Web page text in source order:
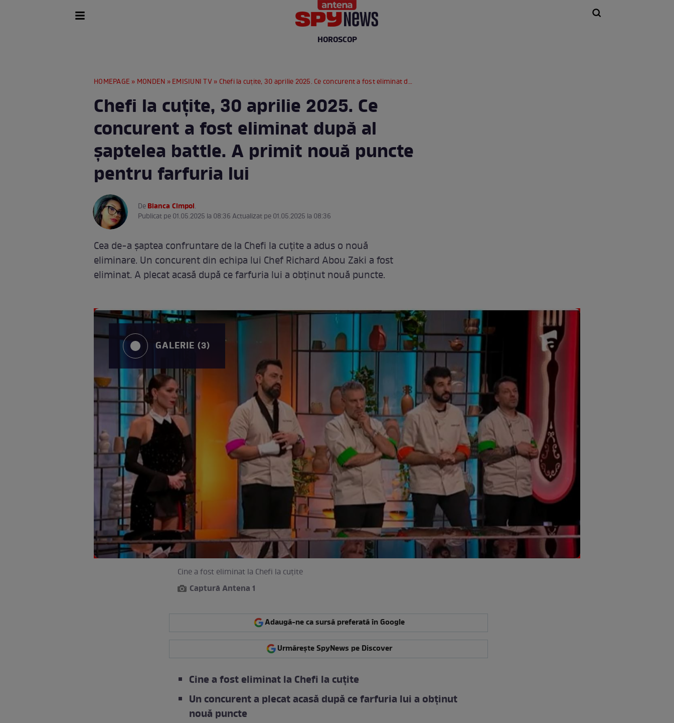
HOROSCOP
HOMEPAGE » MONDEN »EMISIUNI TV» Chefi la cuțite, 30 aprilie 2025. Ce concurent a fost eliminat după al șaptelea battle. A primit nouă puncte pentru farfuria lui
Chefi la cuțite, 30 aprilie 2025. Ce
concurent a fost eliminat după al
șaptelea battle. A primit nouă puncte
pentru farfuria lui
DeBianca Cimpoi.
Publicat pe 01.05.2025 la 08:36 Actualizat pe 01.05.2025 la 08:36
Cea de-a șaptea confruntare de la Chefi la cuțite a adus o nouă
eliminare. Un concurent din echipa lui Chef Richard Abou Zaki a fost
eliminat. A plecat acasă după ce farfuria lui a obținut nouă puncte.
GALERIE (3)
Cine a fost eliminat la Chefi la cuțite
Captură Antena 1
Adaugă-ne ca sursă preferată în Google
Urmărește SpyNews pe Discover
Cine a fost eliminat la Chefi la cuțite
Un concurent a plecat acasă după ce farfuria lui a obținut
nouă puncte